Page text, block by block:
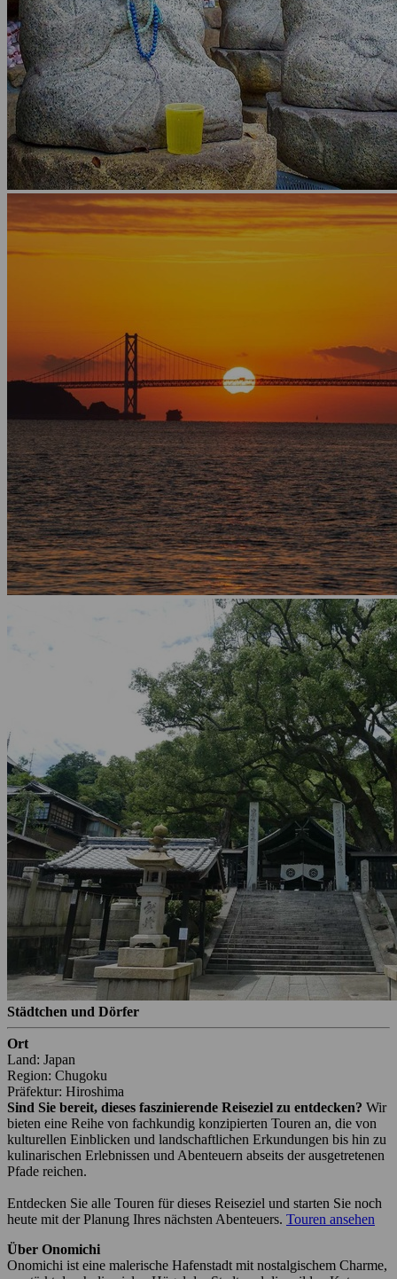
Städtchen und Dörfer
Ort
Land: Japan
Region: Chugoku
Präfektur: Hiroshima
Sind Sie bereit, dieses faszinierende Reiseziel zu entdecken? Wir
bieten eine Reihe von fachkundig konzipierten Touren an, die von
kulturellen Einblicken und landschaftlichen Erkundungen bis hin zu
kulinarischen Erlebnissen und Abenteuern abseits der ausgetretenen
Pfade reichen.
Entdecken Sie alle Touren für dieses Reiseziel und starten Sie noch
heute mit der Planung Ihres nächsten Abenteuers. Touren ansehen
Über Onomichi
Onomichi ist eine malerische Hafenstadt mit nostalgischem Charme,